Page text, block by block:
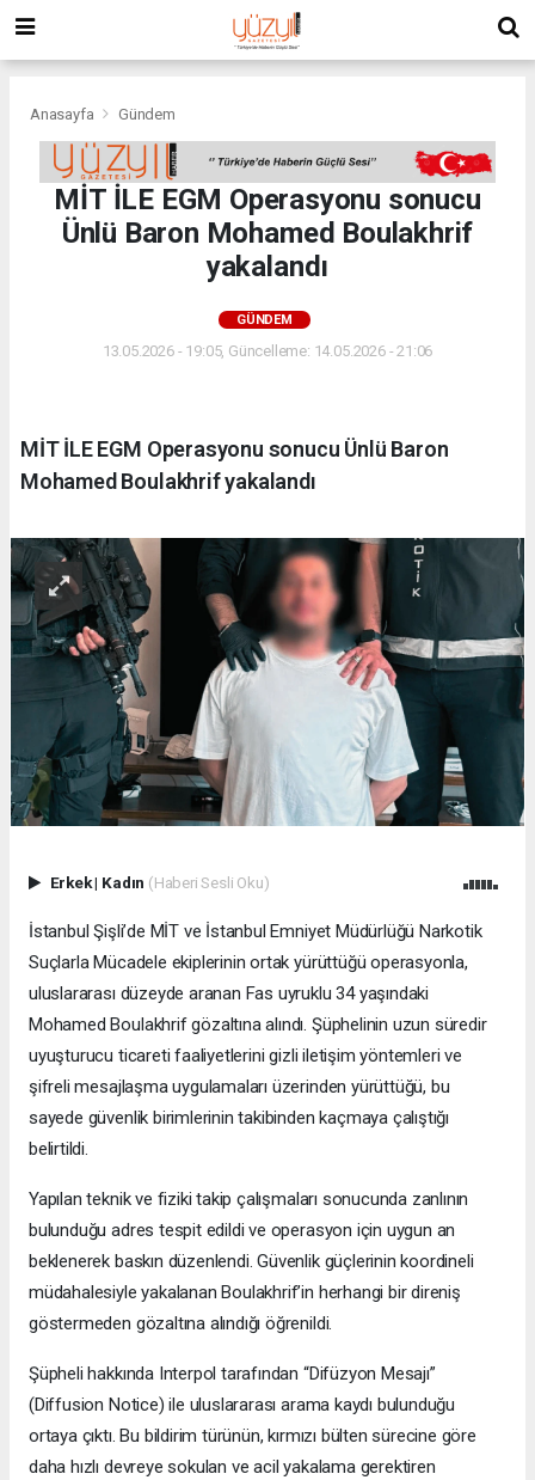
Anasayfa Gündem
MİT İLE EGM Operasyonu sonucu
Ünlü Baron Mohamed Boulakhrif
yakalandı
GÜNDEM
13.05.2026 - 19:05, Güncelleme: 14.05.2026 - 21:06
MİT İLE EGM Operasyonu sonucu Ünlü Baron
Mohamed Boulakhrif yakalandı
Erkek| Kadın (Haberi Sesli Oku)
İstanbul Şişli’de MİT ve İstanbul Emniyet Müdürlüğü Narkotik
Suçlarla Mücadele ekiplerinin ortak yürüttüğü operasyonla,
uluslararası düzeyde aranan Fas uyruklu 34 yaşındaki
Mohamed Boulakhrif gözaltına alındı. Şüphelinin uzun süredir
uyuşturucu ticareti faaliyetlerini gizli iletişim yöntemleri ve
şifreli mesajlaşma uygulamaları üzerinden yürüttüğü, bu
sayede güvenlik birimlerinin takibinden kaçmaya çalıştığı
belirtildi.
Yapılan teknik ve fiziki takip çalışmaları sonucunda zanlının
bulunduğu adres tespit edildi ve operasyon için uygun an
beklenerek baskın düzenlendi. Güvenlik güçlerinin koordineli
müdahalesiyle yakalanan Boulakhrif’in herhangi bir direniş
göstermeden gözaltına alındığı öğrenildi.
Şüpheli hakkında Interpol tarafından “Difüzyon Mesajı”
(Diffusion Notice) ile uluslararası arama kaydı bulunduğu
ortaya çıktı. Bu bildirim türünün, kırmızı bülten sürecine göre
daha hızlı devreye sokulan ve acil yakalama gerektiren